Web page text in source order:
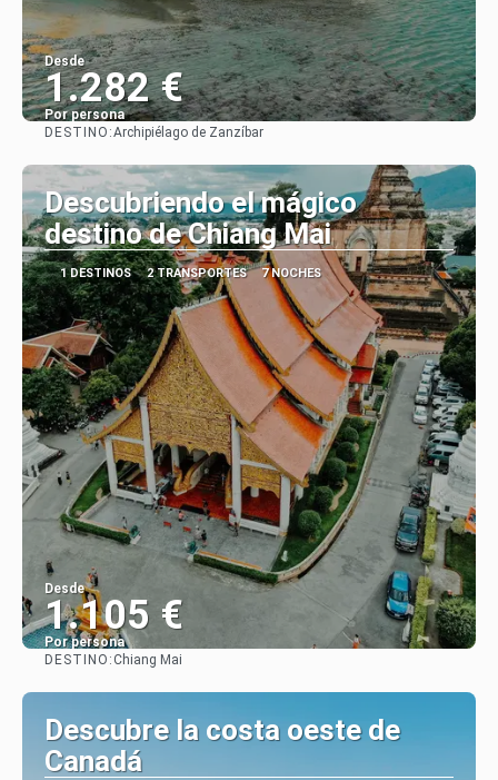
Desde
1.282 €
Por persona
DESTINO:Archipiélago de Zanzíbar
Descubriendo el mágico
destino de Chiang Mai
1 DESTINOS 2 TRANSPORTES 7 NOCHES
Desde
1.105 €
Por persona
DESTINO: Chiang Mai
Descubre la costa oeste de
Canadá